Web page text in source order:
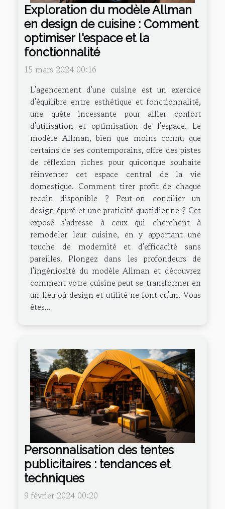
Exploration du modèle Allman
en design de cuisine : Comment
optimiser l'espace et la
fonctionnalité
15 mars 2024 00:16
L'agencement d'une cuisine est un exercice
d'équilibre entre esthétique et fonctionnalité,
une quête incessante pour allier confort
d'utilisation et optimisation de l'espace. Le
modèle Allman, bien que moins connu que
certains de ses contemporains, offre des pistes
de réflexion riches pour quiconque souhaite
réinventer cet espace central de la vie
domestique. Comment tirer profit de chaque
recoin disponible ? Peut-on concilier un
design épuré et une praticité quotidienne ? Cet
exposé s'adresse à ceux qui cherchent à
remodeler leur cuisine, en y apportant une
touche de modernité et d'efficacité sans
pareilles. Plongez dans les profondeurs de
l'ingéniosité du modèle Allman et découvrez
comment votre cuisine peut se transformer en
un lieu où design et utilité ne font qu'un. Vous
êtes...
Personnalisation des tentes
publicitaires : tendances et
techniques
9 février 2024 00:20